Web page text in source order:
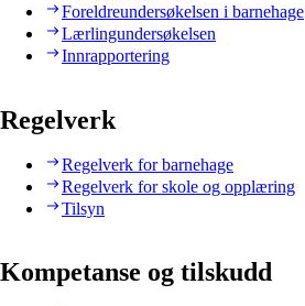
Foreldreundersøkelsen i barnehage
Lærlingundersøkelsen
Innrapportering
Regelverk
Regelverk for barnehage
Regelverk for skole og opplæring
Tilsyn
Kompetanse og tilskudd